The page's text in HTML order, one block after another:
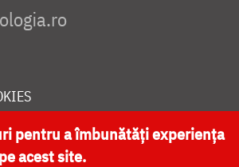
CATEDRALA NAȚIONALĂ
pentru a îmbunătăți experiența
acest site.